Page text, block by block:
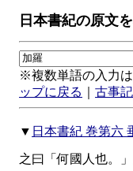
日本書紀の原文
※複数単語の入力
ップに戻る
古事
▼ 日本書紀 巻第六
之曰「何國人也。